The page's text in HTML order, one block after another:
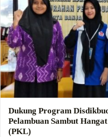
Dukung Program
Pelambuan Sambut
(PKL)